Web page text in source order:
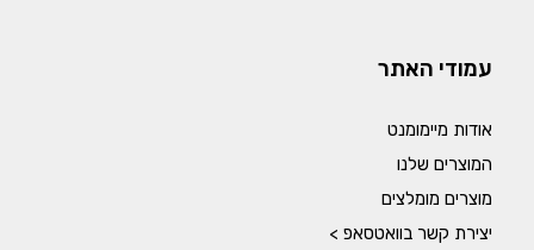
עמודי האתר
אודות מיימומנט
המוצרים שלנו
מוצרים מומלצים
יצירת קשר בוואטסאפ >